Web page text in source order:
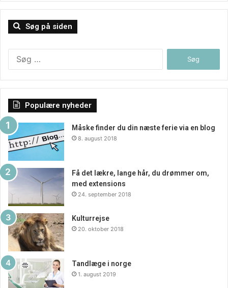
andre foranstaltninger, der er designet til at forbedre den
samlede butikspræstation .
Søg på siden
Populære nyheder
Måske finder du din næste ferie via en blog
8. august 2018
Få det lækre, lange hår, du drømmer om,
med extensions
24. september 2018
Kulturrejse
20. oktober 2018
Tandlæge i norge
1. august 2019